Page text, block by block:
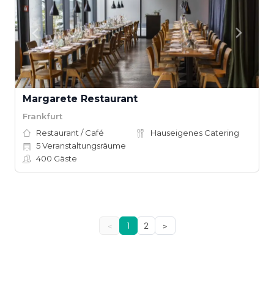
Margarete Restaurant
Frankfurt
Restaurant / Café
Hauseigenes Catering
5Veranstaltungsräume
400 Gäste
< 1 2 >